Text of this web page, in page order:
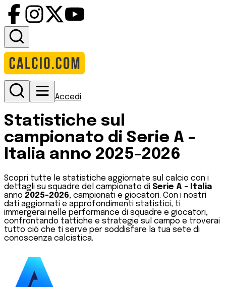
Accedi
Statistiche sul
campionato di Serie A -
Italia anno 2025-2026
Scopri tutte le statistiche aggiornate sul calcio con i
dettagli su squadre del campionato di Serie A -
Italia
anno 2025-2026, campionati e giocatori. Con i nostri
dati aggiornati e approfondimenti statistici, ti
immergerai nelle performance di squadre e giocatori,
confrontando tattiche e strategie sul campo e troverai
tutto ciò che ti serve per soddisfare la tua sete di
conoscenza calcistica.